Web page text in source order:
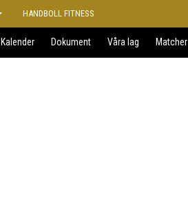
HANDBOLL FITNESS
Kalender Dokument Våra lag Matcher